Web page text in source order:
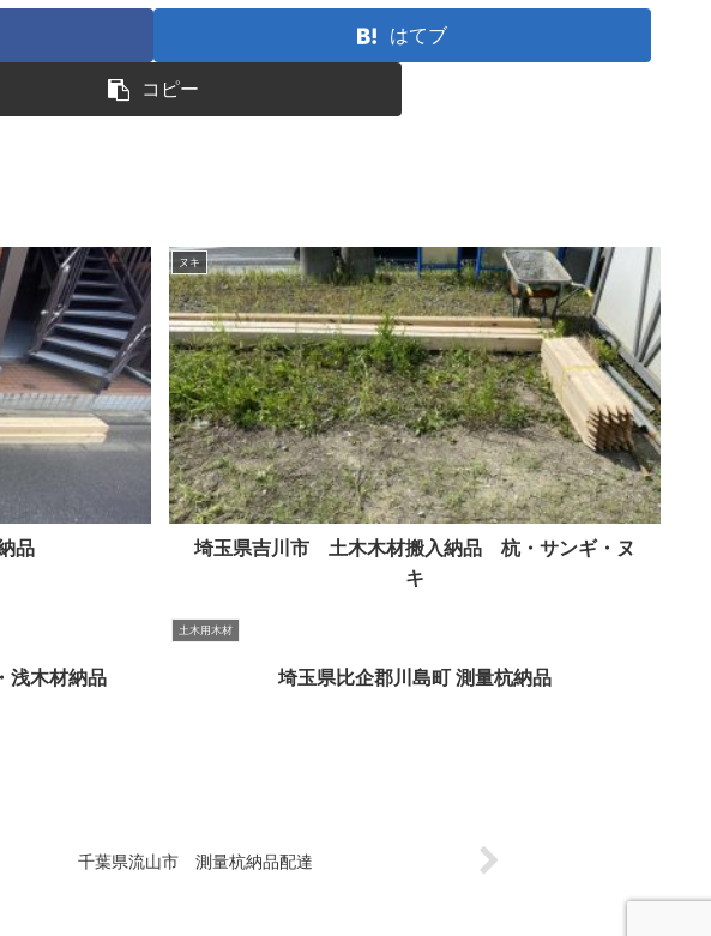
はてブ
コピー
品
ヌキ
埼玉県吉川市 土木木材搬入納品 杭・サンギ・ヌ
キ
浅木材納品
土木用木材
埼玉県比企郡川島町 測量杭納品
千葉県流山市 測量杭納品配達